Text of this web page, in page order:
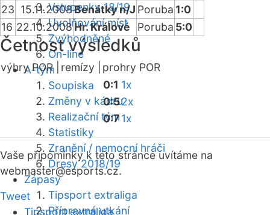
Vstupenky 18/19
Uvolňování míst
Zvýhodněné
On-line
A-tým
Soupiska
Změny v kádru
Realizační tým
Statistiky
Zranění / nemocní hráči
Dresy 2018/19
Zápasy
Tipsport extraliga
Přípravná utkání
23 15.11.2008Benátky n/J Poruba 1:0
16 22.10.2008Hr. Králové Poruba 5:0
Četnost výsledků
výhry POR | remízy |
prohry POR
0:1 1x
0:52x
0:71x
Vaše připomínky k této stránce uvítáme na
webmaster@esports.cz.
Tweet
Tipsport extraliga